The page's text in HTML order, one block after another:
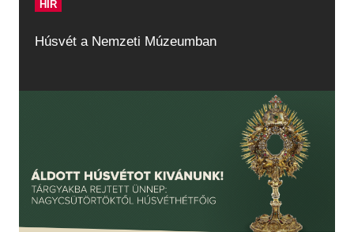
HÍR
Húsvét a Nemzeti Múzeumban